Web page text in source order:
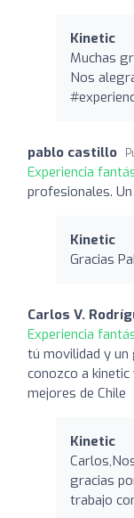
Kinetic
Muchas
Nos
pablo castillo
Experiencia
profesionales. Un
Kinetic
Gracias
Carlos V.
Experiencia
tú movilidad y un
conozco a kinetic
mejores de Chile
Kinetic
gracias
trabajo